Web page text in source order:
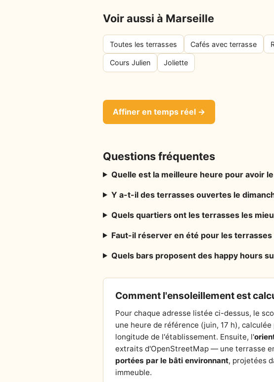
Voir aussi à Marseille
Toutes les terrasses Cafés avec terrasse
Cours Julien Joliette
Affiner en temps réel →
Questions fréquentes
Quelle est la meilleure heure pour avoir
Y a-t-il des terrasses ouvertes le
Quels quartiers ont les terrasses les
Faut-il réserver en été pour les terrasses
Quels bars proposent des happy hours
Comment l'ensoleillement est
Pour chaque adresse listée ci-dessus, le
une heure de référence (juin, 17 h),
longitude de l'établissement. Ensuite, l'
extraits d'OpenStreetMap — une terrasse
portées par le bâti environnant, projetées
immeuble.